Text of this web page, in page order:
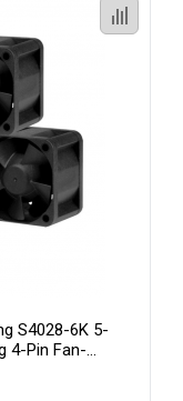
S4028-6K 5-